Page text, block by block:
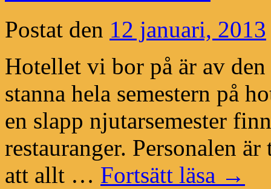
Postat den 12 januari, 2013
Hotellet vi bor på är av
stanna hela semestern på
en slapp njutarsemester
restauranger. Personalen
att allt … Fortsätt läsa →